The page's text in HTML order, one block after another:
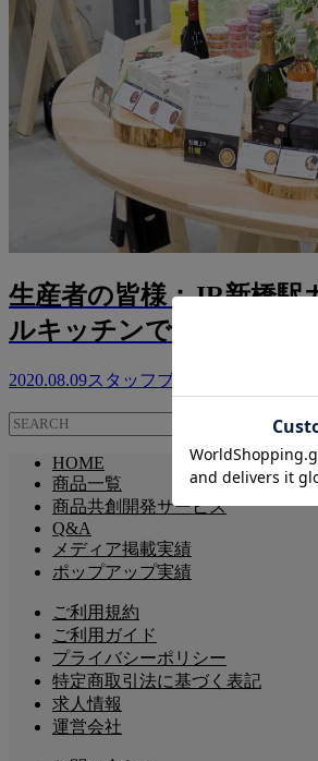
生産者の皆様：JR新橋駅
ルキッチンでお待ちして
2020.08.09スタッフブログ
HOME
商品一覧
商品共創開発サービス
Q&A
メディア掲載実績
ポップアップ実績
ご利用規約
ご利用ガイド
プライバシーポリシー
特定商取引法に基づく表記
求人情報
運営会社